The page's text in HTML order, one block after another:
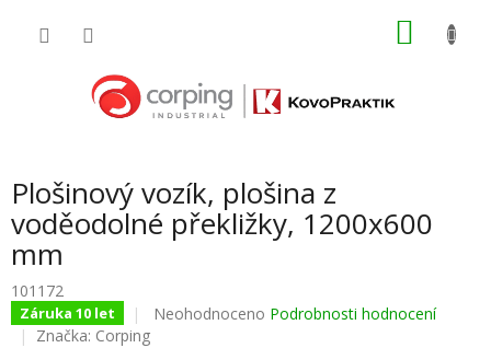
Plošinový vozík, plošina z
voděodolné překližky, 1200x600
mm
101172
Záruka 10 let
Průměrné
Neohodnoceno Podrobnosti hodnocení
Značka: Corping